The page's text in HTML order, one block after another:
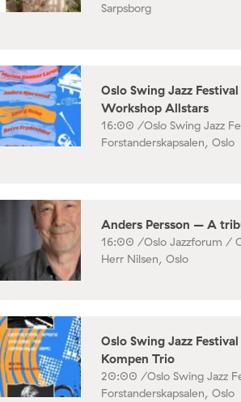
Sarpsborg
Oslo Swing Jazz
Workshop Allstars
16:00 /Oslo Swing Jazz
Forstanderskapsalen, Oslo
Anders Persson – A
16:00 /Oslo Jazzforum /
Herr Nilsen, Oslo
Oslo Swing Jazz
Kompen Trio
20:00 /Oslo Swing Jazz
Forstanderskapsalen, Oslo